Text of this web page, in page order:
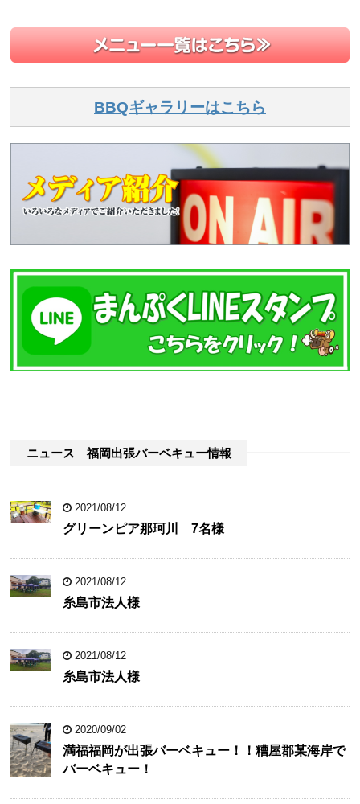
BBQギャラリーはこちら
ニュース 福岡出張バーベキュー情報
2021/08/12
グリーンピア那珂川 7名様
2021/08/12
糸島市法人様
2021/08/12
糸島市法人様
2020/09/02
満福福岡が出張バーベキュー！！糟屋郡某海岸で
バーベキュー！